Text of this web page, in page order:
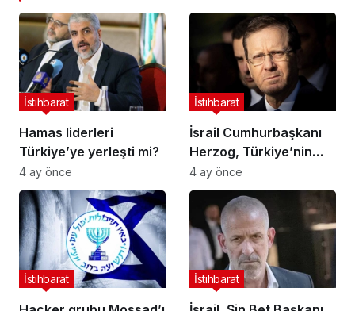
Hamas liderleri
Türkiye’ye yerleşti mi?
İstihbarat
4 ay önce
İsrail Cumhurbaşkanı
Herzog, Türkiye’nin
hava sahasını
kapatması nedeniyle
COP29’a katılamıyor
İstihbarat
4 ay önce
İstihbarat İstihbarat